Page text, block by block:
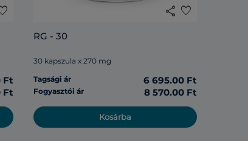
Ft
Ft
share favorite
RG - 30
30 kapszula x 270 mg
Tagsági ár
6 695.00 Ft
Fogyasztói ár 8 570.00 Ft
Kosárba